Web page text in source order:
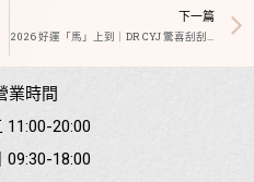
下一篇
業時間
20:00
09:30-18:00